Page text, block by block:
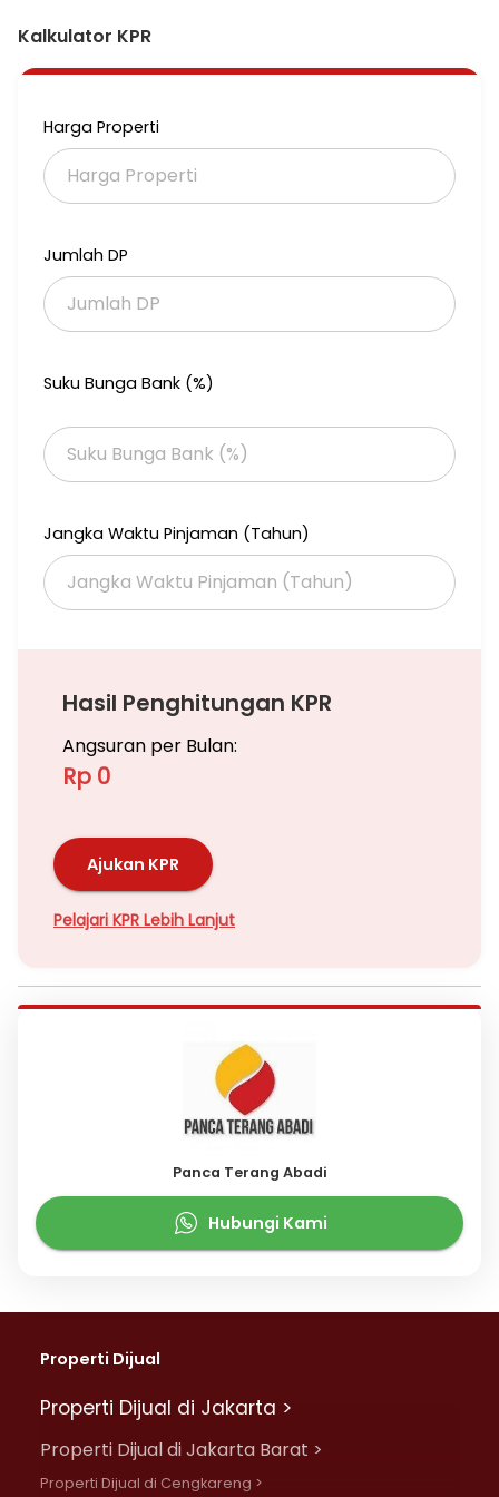
Kalkulator KPR
Harga Properti
Jumlah DP
Suku Bunga Bank (%)
Jangka Waktu Pinjaman (Tahun)
Hasil Penghitungan KPR
Angsuran per Bulan:
Rp 0
Ajukan KPR
Pelajari KPR Lebih Lanjut
Panca Terang Abadi
Hubungi Kami
Properti Dijual
Properti Dijual di Jakarta >
Properti Dijual di Jakarta Barat >
Properti Dijual di Cengkareng >